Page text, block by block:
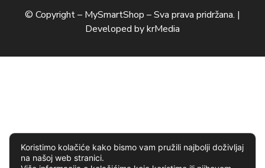
© Copyright – MySmartShop – Sva prava pridržana. |
Developed bykrMedia
Koristimo kolačiće kako bismo vam pružili najbolji doživljaj
na našoj web stranici.